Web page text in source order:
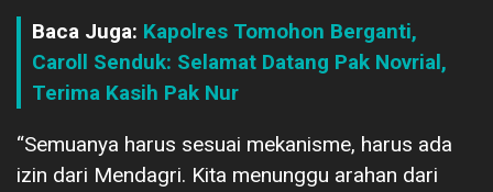
Baca Juga: Kapolres Tomohon Berganti,
Caroll Senduk: Selamat Datang Pak Novrial,
Terima Kasih Pak Nur
“Semuanya harus sesuai mekanisme, harus ada
izin dari Mendagri. Kita menunggu arahan dari